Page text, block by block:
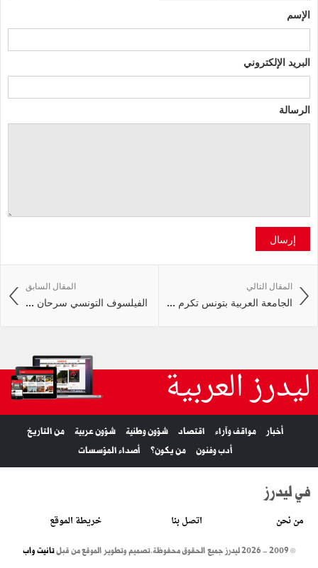
الإسم
البريد الإلكتروني
الرسالة
إرسال
المقال السابق
الفيلسوف التونسي سرحان ...
المقال التالي
الجامعة العربية بتونس تكرم ...
ليدرز العربية
أخبار مواقف وآراء اقتصاد شؤون وطنية شؤون عربية
من التاريخ
أدب وفنون
من يكون؟ أصداء المؤسسات
في ليدرز
من نحن اتصل بنا خريطة الموقع
© 2009 - 2026 ليدرز جميع الحقوق محفوظة. تصميم وتطوير الموقع من قبلتانيت واب